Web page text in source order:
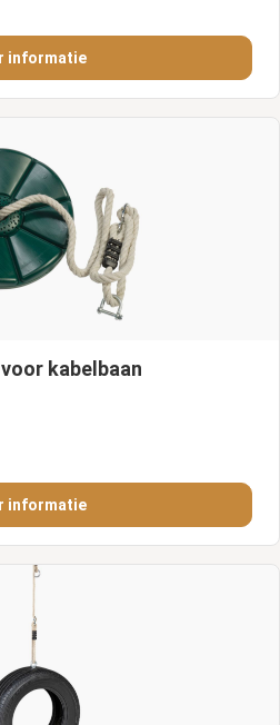
informatie
kabelbaan
informatie